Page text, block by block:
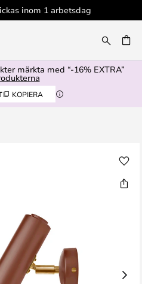
inom 1 arbetsdag
märkta med “-16% EXTRA”
KOPIERA